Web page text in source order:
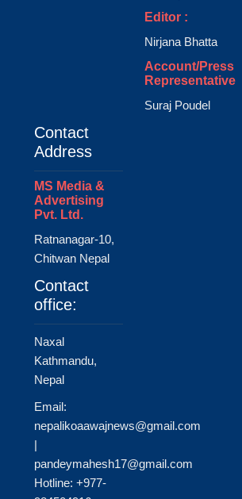
Editor :
Nirjana Bhatta
Account/Press
Representative
Suraj Poudel
Contact
Address
MS Media &
Advertising
Pvt. Ltd.
Ratnanagar-10,
Chitwan Nepal
Contact
office:
Naxal
Kathmandu,
Nepal
Email:
nepalikoaawajnews@gmail.com
|
pandeymahesh17@gmail.com
Hotline: +977-